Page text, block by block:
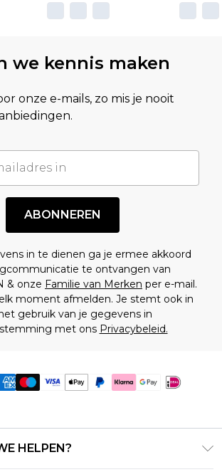
we kennis maken
onze e-mails, zo mis je nooit
ABONNEREN
in te dienen ga je ermee akkoord
te ontvangen van
& onze Familie van Merken per e-mail.
moment afmelden. Je stemt ook in
gebruik van je gegevens in
met ons Privacybeleid.
HELPEN?